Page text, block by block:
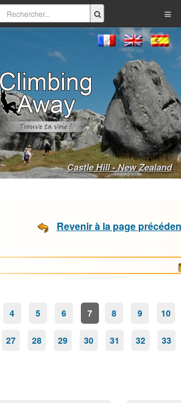
Castle Hill - New Zealand
Revenir à la page
4 5 6 7 8 9 10
27 28 29 30 31 32 33